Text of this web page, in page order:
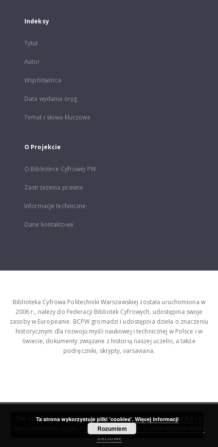
Indeksy
Tytuł
Autor
Współtwórca
Data wydania oryg.
Temat i słowa kluczowe
O Projekcie
O Bibliotece Cyfrowej PW
Zastrzeżenia prawne
Informacje techniczne
Dane kontaktowe
Biblioteka Cyfrowa Politechniki Warszawskiej została uruchomiona w
2006 r., należy do Federacji Bibliotek Cyfrowych, udostępnia swoje
zasoby w Europeanie. BCPW gromadzi i udostępnia dzieła o znaczeniu
historycznym dla rozwoju myśli naukowej i technicznej w Polsce i w
świecie, dokumenty związane z historią naszej uczelni, a także
podręczniki, skrypty, varsaviana.
Ten serwis działa dzięki oprogramowaniuDInGO dLibra 6.3.16
Poznańskie Centrum Superkomputerowo-
Sieciowe
Ta strona wykorzystuje pliki 'cookies'. Więcej informacji
Rozumiem